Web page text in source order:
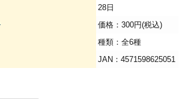
28日
価格：300円(税込)
種類：全6種
JAN：4571598625051